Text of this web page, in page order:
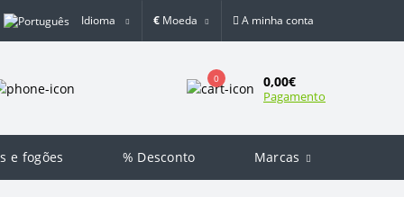
Idioma € Moeda A minha conta
0 0,00€
Pagamento
e fogões % Desconto Marcas